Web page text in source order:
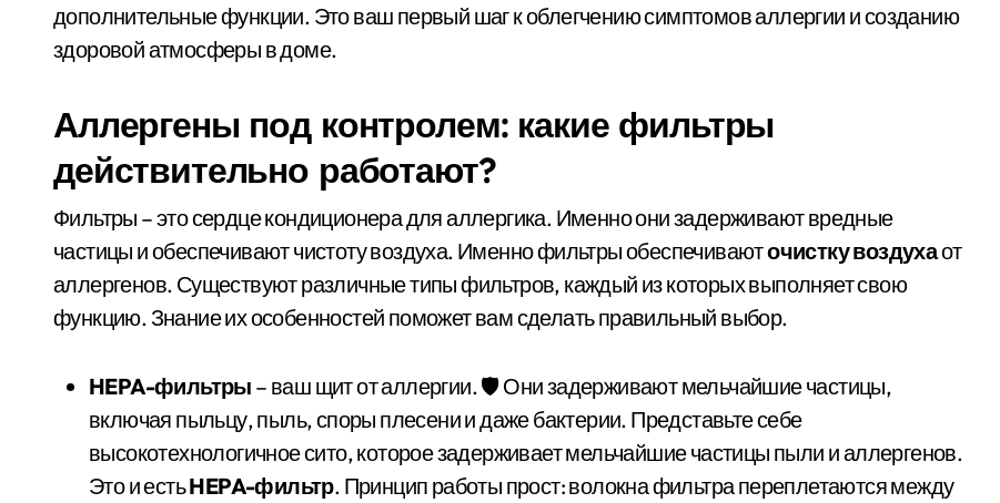
дополнительные функции. Это ваш первый шаг к облегчению симптомов аллергии и созданию
здоровой атмосферы в доме.
Аллергены под контролем: какие фильтры
действительно работают?
Фильтры – это сердце кондиционера для аллергика. Именно они задерживают вредные
частицы и обеспечивают чистоту воздуха. Именно фильтры обеспечиваюточистку воздухаот
аллергенов. Существуют различные типы фильтров, каждый из которых выполняет свою
функцию. Знание их особенностей поможет вам сделать правильный выбор.
HEPA-фильтры – ваш щит от аллергии. 🛡️ Они задерживают мельчайшие частицы,
включая пыльцу, пыль, споры плесени и даже бактерии. Представьте себе
высокотехнологичное сито, которое задерживает мельчайшие частицы пыли и аллергенов.
Это и естьHEPA-фильтр. Принцип работы прост: волокна фильтра переплетаются между